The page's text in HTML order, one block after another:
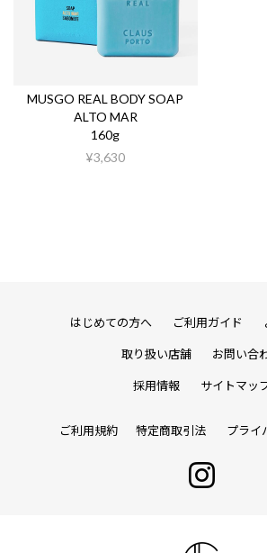
MUSGO REAL BODY SOAP
ALTO MAR
160g
¥3,630
はじめての方へ ご利用ガイド
取り扱い店舗 お問い合
採用情報 サイトマッ
ご利用規約 特定商取引法 プライ